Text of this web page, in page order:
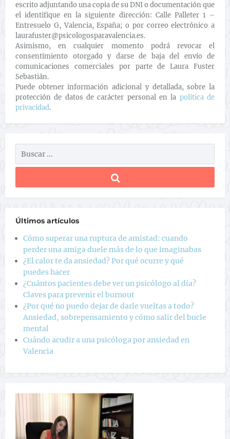
escrito adjuntando una copia de su DNI o documentación que
el identifique en la siguiente dirección: Calle Palleter 1 –
Entresuelo G, Valencia, España; o por correo electrónico a
laurafuster@psicologosparavalencia.es.
Asimismo, en cualquier momento podrá revocar el
consentimiento otorgado y darse de baja del envío de
comunicaciones comerciales por parte de Laura Fuster
Sebastián.
Puede obtener información adicional y detallada, sobre la
protección de datos de carácter personal en la política de
privacidad.
Últimos artículos
Cómo superar una ruptura de amistad: cuando
perder una amiga duele más de lo que imaginabas
¿El calor te da ansiedad? Por qué ocurre y qué
puedes hacer
¿Cuántos pacientes debe ver un psicólogo al día?
Claves para prevenir el burnout
¿Por qué no puedo dejar de darle vueltas a todo?
Ansiedad, sobrepensamiento y cómo salir del bucle
mental
Cuándo acudir a una psicóloga por ansiedad en
Valencia